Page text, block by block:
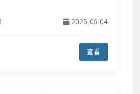
2025-06-04
查看